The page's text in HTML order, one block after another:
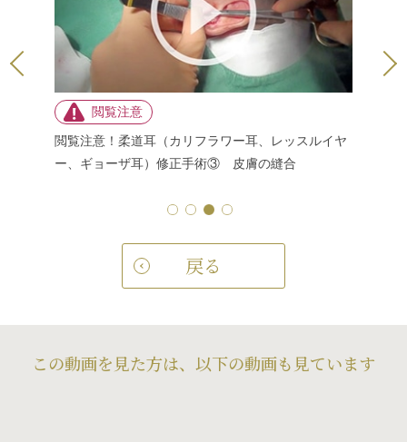
閲覧注意！柔道耳（カリフラワー耳、レッスルイヤ
ー、ギョーザ耳）修正手術③ 皮膚の縫合
戻る
この動画を見た方は、以下の動画も見ています